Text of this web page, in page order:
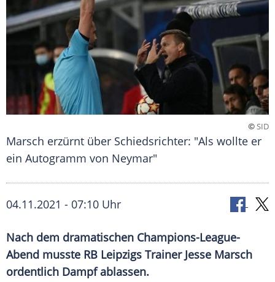
©SID
Marsch erzürnt über Schiedsrichter: "Als wollte er
ein Autogramm von Neymar"
04.11.2021 - 07:10 Uhr
Nach dem dramatischen Champions-League-
Abend musste RB Leipzigs Trainer Jesse Marsch
ordentlich Dampf ablassen.